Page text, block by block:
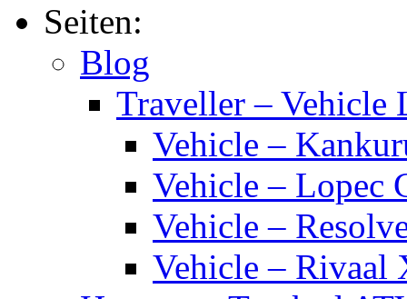
Seiten:
Blog
Traveller – Vehicle
Vehicle –
Vehicle – Lopec
Vehicle –
Vehicle – Rivaal